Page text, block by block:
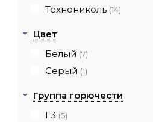
Технониколь (14)
Цвет
Белый (7)
Серый (1)
Группа горючести
Г3 (5)